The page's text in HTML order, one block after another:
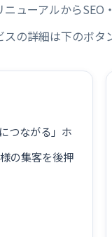
ューアルからSEO
の詳細は下のボタ
つながる」ホ
の集客を後押